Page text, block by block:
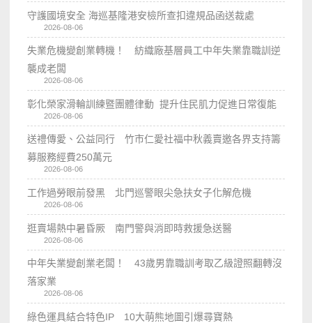
守護國境安全 海巡基隆港安檢所查扣違規品函送裁處
2026-08-06
失業危機變創業轉機！ 紡織廠基層員工中年失業靠職訓逆
襲成老闆
2026-08-06
彰化榮家滑輪訓練暨團體律動 提升住民肌力促進日常復能
2026-08-06
送禮傳愛、公益同行 竹市仁愛社福中秋義賣邀各界支持籌
募服務經費250萬元
2026-08-06
工作過勞眼前發黑 北門巡警眼尖急扶女子化解危機
2026-08-06
逛賣場熱中暑昏厥 南門警與消即時救援急送醫
2026-08-06
中年失業變創業老闆！ 43歲男靠職訓考取乙級證照翻轉沒
落家業
2026-08-06
綠色運具結合特色IP 10大萌熊地圖引爆尋寶熱